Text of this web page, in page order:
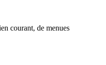
courant, de menues